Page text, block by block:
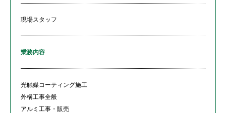
現場スタッフ
業務内容
光触媒コーティング施工
外構工事全般
アルミ工事・販売